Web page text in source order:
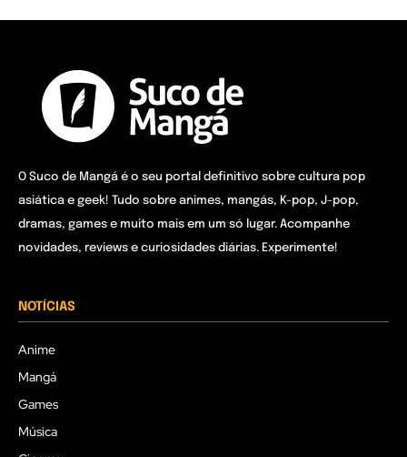
O Suco de Mangá é o seu portal definitivo sobre cultura pop
asiática e geek! Tudo sobre animes, mangás, K-pop, J-pop,
dramas, games e muito mais em um só lugar. Acompanhe
novidades, reviews e curiosidades diárias. Experimente!
NOTÍCIAS
Anime
Mangá
Games
Música